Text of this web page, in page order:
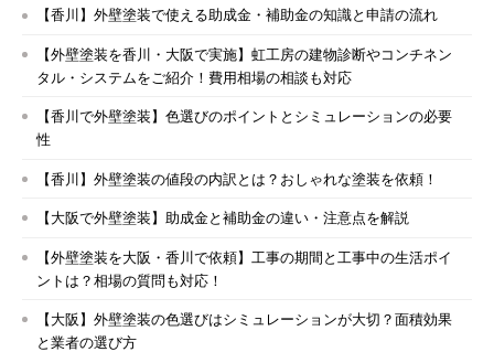
【香川】外壁塗装で使える助成金・補助金の知識と申請の流れ
【外壁塗装を香川・大阪で実施】虹工房の建物診断やコンチネン
タル・システムをご紹介！費用相場の相談も対応
【香川で外壁塗装】色選びのポイントとシミュレーションの必要
性
【香川】外壁塗装の値段の内訳とは？おしゃれな塗装を依頼！
【大阪で外壁塗装】助成金と補助金の違い・注意点を解説
【外壁塗装を大阪・香川で依頼】工事の期間と工事中の生活ポイ
ントは？相場の質問も対応！
【大阪】外壁塗装の色選びはシミュレーションが大切？面積効果
と業者の選び方